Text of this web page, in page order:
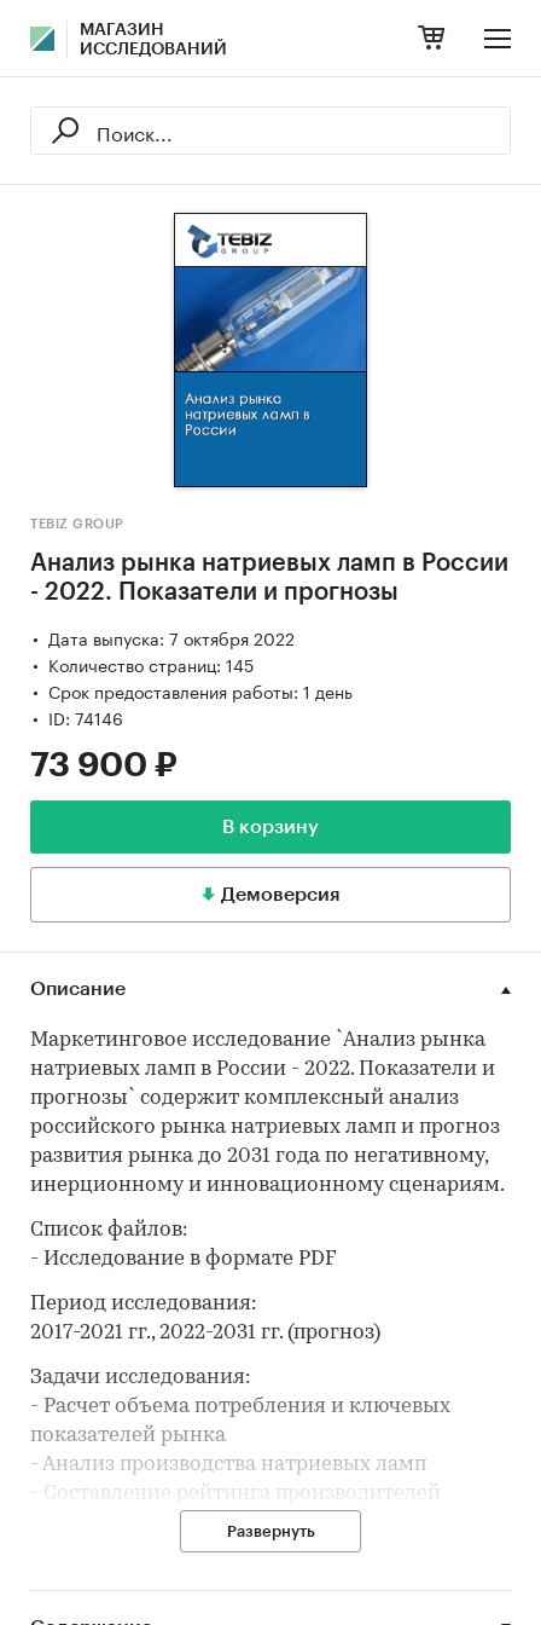
МАГАЗИН
ИССЛЕДОВАНИЙ
TEBIZ GROUP
Анализ рынка натриевых ламп в России
- 2022. Показатели и прогнозы
Дата выпуска: 7 октября 2022
Количество страниц: 145
Срок предоставления работы: 1 день
ID: 74146
73 900 ₽
В корзину
Демоверсия
Описание
Маркетинговое исследование `Анализ рынка
натриевых ламп в России - 2022. Показатели и
прогнозы` содержит комплексный анализ
российского рынка натриевых ламп и прогноз
развития рынка до 2031 года по негативному,
инерционному и инновационному сценариям.
Список файлов:
- Исследование в формате PDF
Период исследования:
2017-2021 гг., 2022-2031 гг. (прогноз)
Задачи исследования:
- Расчет объема потребления и ключевых
показателей рынка
- Анализ производства натриевых ламп
- Составление рейтинга производителей
- Анализ импорта и экспорта
- Формирование прогноза развития рынка
В разделе `Ведущие производители`
Развернуть